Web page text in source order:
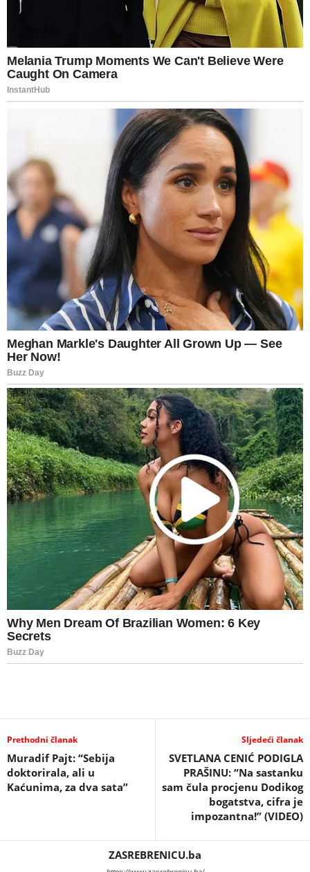
Prethodni članak
Muradif Pajt: “Sebija
doktorirala, ali u
Kaćunima, za dva sata”
Sljedeći članak
SVETLANA CENIĆ PODIGLA
PRAŠINU: “Na sastanku
sam čula procjenu Dodikog
bogatstva, cifra je
impozantna!” (VIDEO)
ZASREBRENICU.ba